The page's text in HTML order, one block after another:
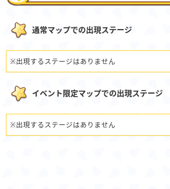
通常マップでの出現ステージ
※出現するステージはありません
イベント限定マップでの出現ステージ
※出現するステージはありません